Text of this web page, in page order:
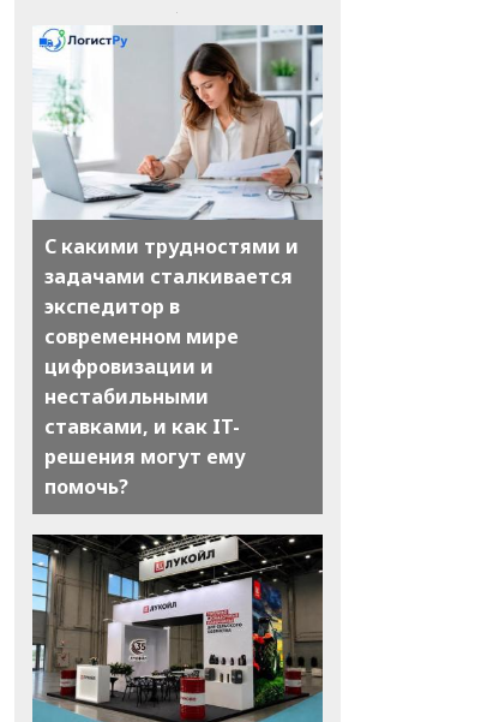
С какими трудностями и
задачами сталкивается
экспедитор в
современном мире
цифровизации и
нестабильными
ставками, и как IT-
решения могут ему
помочь?